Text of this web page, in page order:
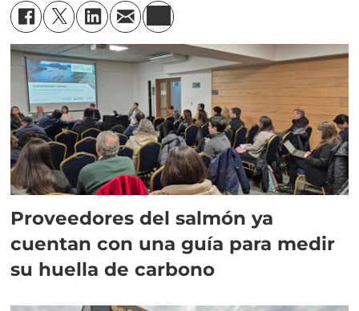
Proveedores del salmón ya
cuentan con una guía para medir
su huella de carbono